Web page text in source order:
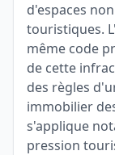
d'espaces
touristiques.
même code
de cette
des règles
immobilier
s'applique
pression